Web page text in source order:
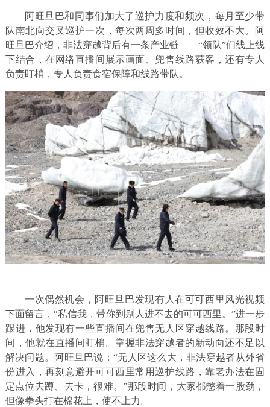
阿旺旦巴和同事们加大了巡护力度和频次，每月至少带
队南北向交叉巡护一次，每次两周多时间，但收效不大。阿
旺旦巴介绍，非法穿越背后有一条产业链——“领队”们线上线
下结合，在网络直播间展示画面、兜售线路获客，还有专人
负责盯梢，专人负责食宿保障和线路带队。
一次偶然机会，阿旺旦巴发现有人在可可西里风光视频
下面留言，“私信我，带你到别人进不去的可可西里。”进一步
跟进，他发现有一些直播间在兜售无人区穿越线路。那段时
间，他就在直播间盯梢。掌握非法穿越者的新动向还不足以
解决问题。阿旺旦巴说：“无人区这么大，非法穿越者从外省
份进入，再刻意避开可可西里常用巡护线路，靠老办法在固
定点位去蹲、去卡，很难。”那段时间，大家都憋着一股劲，
但像拳头打在棉花上，使不上力。